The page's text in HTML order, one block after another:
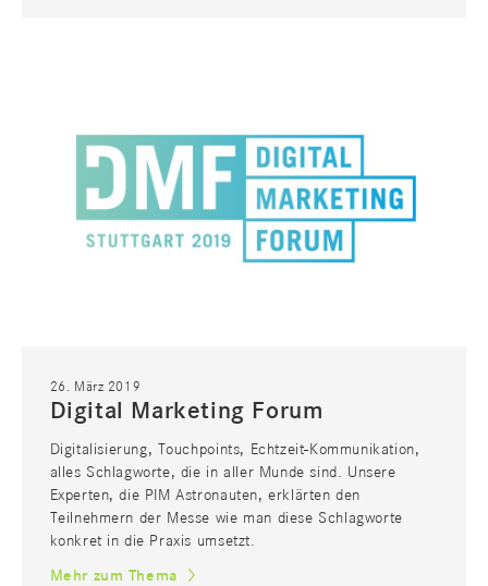
26. März 2019
Digital Marketing Forum
Digitalisierung, Touchpoints, Echtzeit-Kommunikation,
alles Schlagworte, die in aller Munde sind. Unsere
Experten, die PIM Astronauten, erklärten den
Teilnehmern der Messe wie man diese Schlagworte
konkret in die Praxis umsetzt.
Mehr zum Thema